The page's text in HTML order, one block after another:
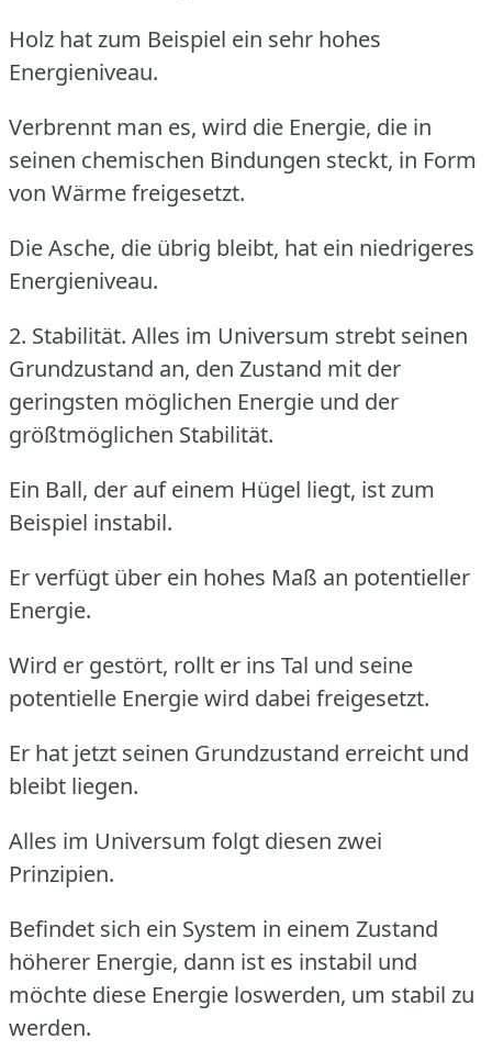
Holz hat zum Beispiel ein sehr hohes
Energieniveau.
Verbrennt man es, wird die Energie, die in
seinen chemischen Bindungen steckt, in Form
von Wärme freigesetzt.
Die Asche, die übrig bleibt, hat ein niedrigeres
Energieniveau.
2. Stabilität. Alles im Universum strebt seinen
Grundzustand an, den Zustand mit der
geringsten möglichen Energie und der
größtmöglichen Stabilität.
Ein Ball, der auf einem Hügel liegt, ist zum
Beispiel instabil.
Er verfügt über ein hohes Maß an potentieller
Energie.
Wird er gestört, rollt er ins Tal und seine
potentielle Energie wird dabei freigesetzt.
Er hat jetzt seinen Grundzustand erreicht und
bleibt liegen.
Alles im Universum folgt diesen zwei
Prinzipien.
Befindet sich ein System in einem Zustand
höherer Energie, dann ist es instabil und
möchte diese Energie loswerden, um stabil zu
werden.